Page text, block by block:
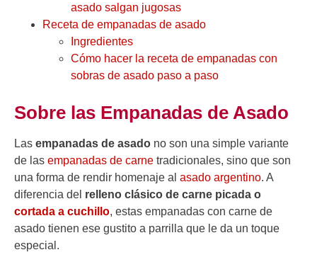
asado salgan jugosas
Receta de empanadas de asado
Ingredientes
Cómo hacer la receta de empanadas con
sobras de asado paso a paso
Sobre las Empanadas de Asado
Las empanadas de asado no son una simple variante
de las empanadas de carne tradicionales, sino que son
una forma de rendir homenaje al asado argentino. A
diferencia del relleno clásico de carne picada o
cortada a cuchillo, estas empanadas con carne de
asado tienen ese gustito a parrilla que le da un toque
especial.